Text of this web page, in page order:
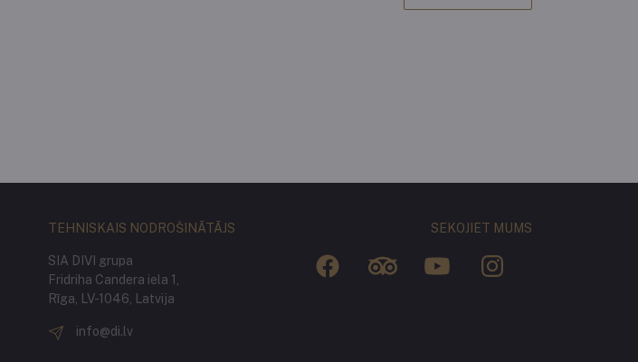
TEHNISKAIS NODROŠINĀTĀJS
SIA DIVI grupa
Fridriha Candera iela 1,
Rīga, LV-1046, Latvija
info@di.lv
SEKOJIET MUMS